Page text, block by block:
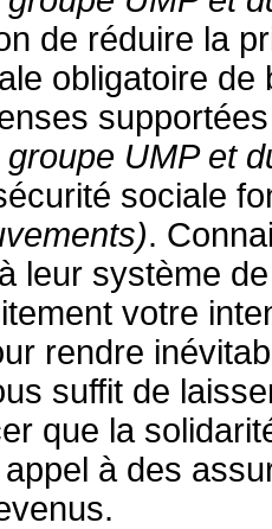
de réduire la
obligatoire
UMP et
sociale
.
leur système
votre
rendre
suffit de
que la
à des